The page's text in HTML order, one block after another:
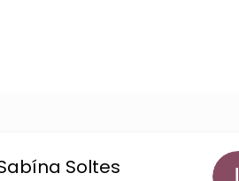
Soltes